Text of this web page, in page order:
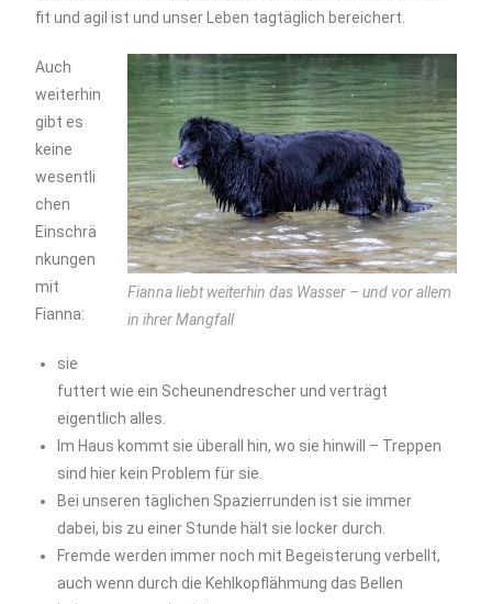
fit und agil ist und unser Leben tagtäglich bereichert.
Fianna liebt weiterhin das Wasser – und vor allem
in ihrer Mangfall
Auch
weiterhin
gibt es
keine
wesentli
chen
Einschrä
nkungen
mit
Fianna:
sie
futtert wie ein Scheunendrescher und verträgt
eigentlich alles.
Im Haus kommt sie überall hin, wo sie hinwill – Treppen
sind hier kein Problem für sie.
Bei unseren täglichen Spazierrunden ist sie immer
dabei, bis zu einer Stunde hält sie locker durch.
Fremde werden immer noch mit Begeisterung verbellt,
auch wenn durch die Kehlkopflähmung das Bellen